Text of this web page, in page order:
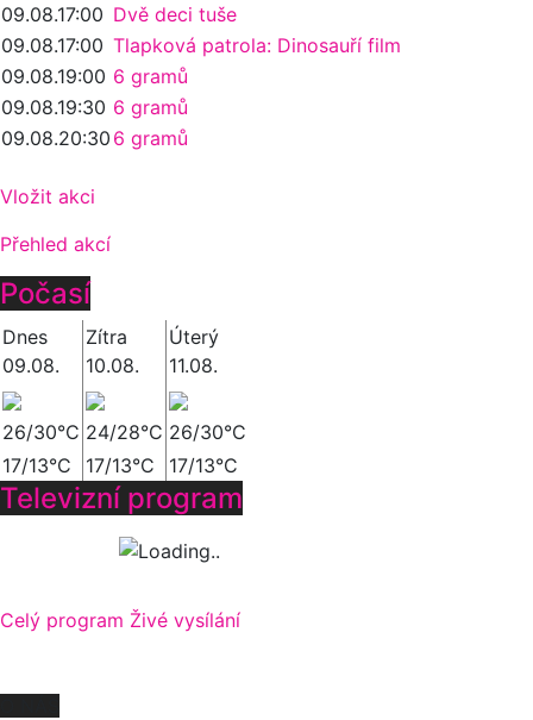
09.08.17:00 Dvě deci tuše
09.08.17:00 Tlapková patrola: Dinosauří film
09.08.19:00 6 gramů
09.08.19:30 6 gramů
09.08.20:30 6 gramů
Vložit akci
Přehled akcí
Počasí
Dnes
09.08.
Zítra
10.08.
Úterý
11.08.
26/30°C 24/28°C 26/30°C
17/13°C
17/13°C 17/13°C
Televizní program
Celý program Živé vysílání